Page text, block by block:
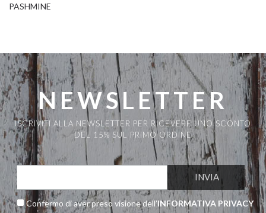
PASHMINE
NEWSLETTER
ISCRIVITI ALLA NEWSLETTER PER RICEVERE UNO SCONTO
DEL 15% SUL PRIMO ORDINE
Confermo di aver preso visione dell’INFORMATIVA PRIVACY